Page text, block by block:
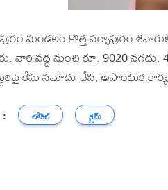
మండలం కొత్త నర్సాపురం
వారి వద్ద నుంచి రూ. 9020 నగదు,
కేసు నమోదు చేసి, అసాంఘిక
: లోకల్ క్రైమ్